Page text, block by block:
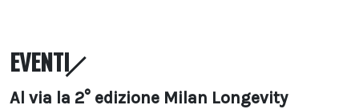
EVENTI
Al via la 2° edizione Milan Longevity